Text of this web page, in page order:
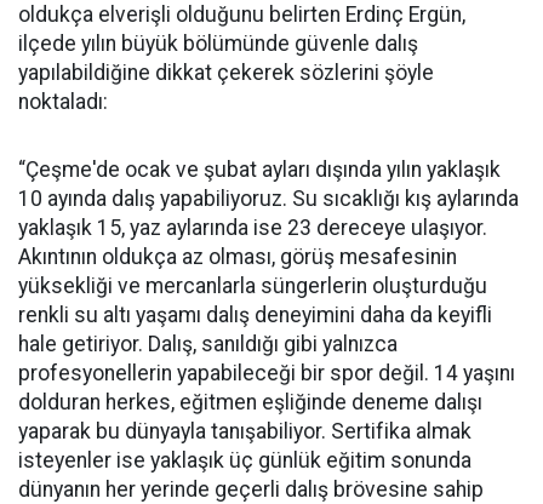
oldukça elverişli olduğunu belirten Erdinç Ergün,
ilçede yılın büyük bölümünde güvenle dalış
yapılabildiğine dikkat çekerek sözlerini şöyle
noktaladı:
“Çeşme'de ocak ve şubat ayları dışında yılın yaklaşık
10 ayında dalış yapabiliyoruz. Su sıcaklığı kış aylarında
yaklaşık 15, yaz aylarında ise 23 dereceye ulaşıyor.
Akıntının oldukça az olması, görüş mesafesinin
yüksekliği ve mercanlarla süngerlerin oluşturduğu
renkli su altı yaşamı dalış deneyimini daha da keyifli
hale getiriyor. Dalış, sanıldığı gibi yalnızca
profesyonellerin yapabileceği bir spor değil. 14 yaşını
dolduran herkes, eğitmen eşliğinde deneme dalışı
yaparak bu dünyayla tanışabiliyor. Sertifika almak
isteyenler ise yaklaşık üç günlük eğitim sonunda
dünyanın her yerinde geçerli dalış brövesine sahip